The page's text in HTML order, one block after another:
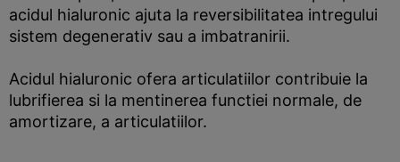
acidul hialuronic ajuta la reversibilitatea intregului
sistem degenerativ sau a imbatranirii.
Acidul hialuronic ofera articulatiilor contribuie la
lubrifierea si la mentinerea functiei normale, de
amortizare, a articulatiilor.